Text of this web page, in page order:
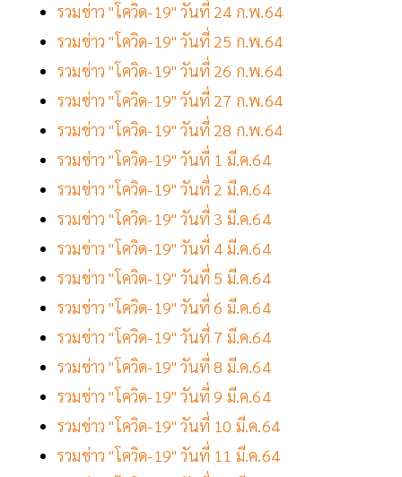
รวมข่าว "โควิด-19" วันที่ 24 ก.พ.64
รวมข่าว "โควิด-19" วันที่ 25 ก.พ.64
รวมข่าว "โควิด-19" วันที่ 26 ก.พ.64
รวมข่าว "โควิด-19" วันที่ 27 ก.พ.64
รวมข่าว "โควิด-19" วันที่ 28 ก.พ.64
รวมข่าว "โควิด-19" วันที่ 1 มี.ค.64
รวมข่าว "โควิด-19" วันที่ 2 มี.ค.64
รวมข่าว "โควิด-19" วันที่ 3 มี.ค.64
รวมข่าว "โควิด-19" วันที่ 4 มี.ค.64
รวมข่าว "โควิด-19" วันที่ 5 มี.ค.64
รวมข่าว "โควิด-19" วันที่ 6 มี.ค.64
รวมข่าว "โควิด-19" วันที่ 7 มี.ค.64
รวมข่าว "โควิด-19" วันที่ 8 มี.ค.64
รวมข่าว "โควิด-19" วันที่ 9 มี.ค.64
รวมข่าว "โควิด-19" วันที่ 10 มี.ค.64
รวมข่าว "โควิด-19" วันที่ 11 มี.ค.64